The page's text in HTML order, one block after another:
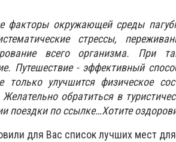
факторы окружающей среды
стрессы,
всего организма. При
Путешествие - эффективный
только улучшится физическое
Желательно обратиться в
поездки по ссылке…Хотите
для Вас список лучших мест